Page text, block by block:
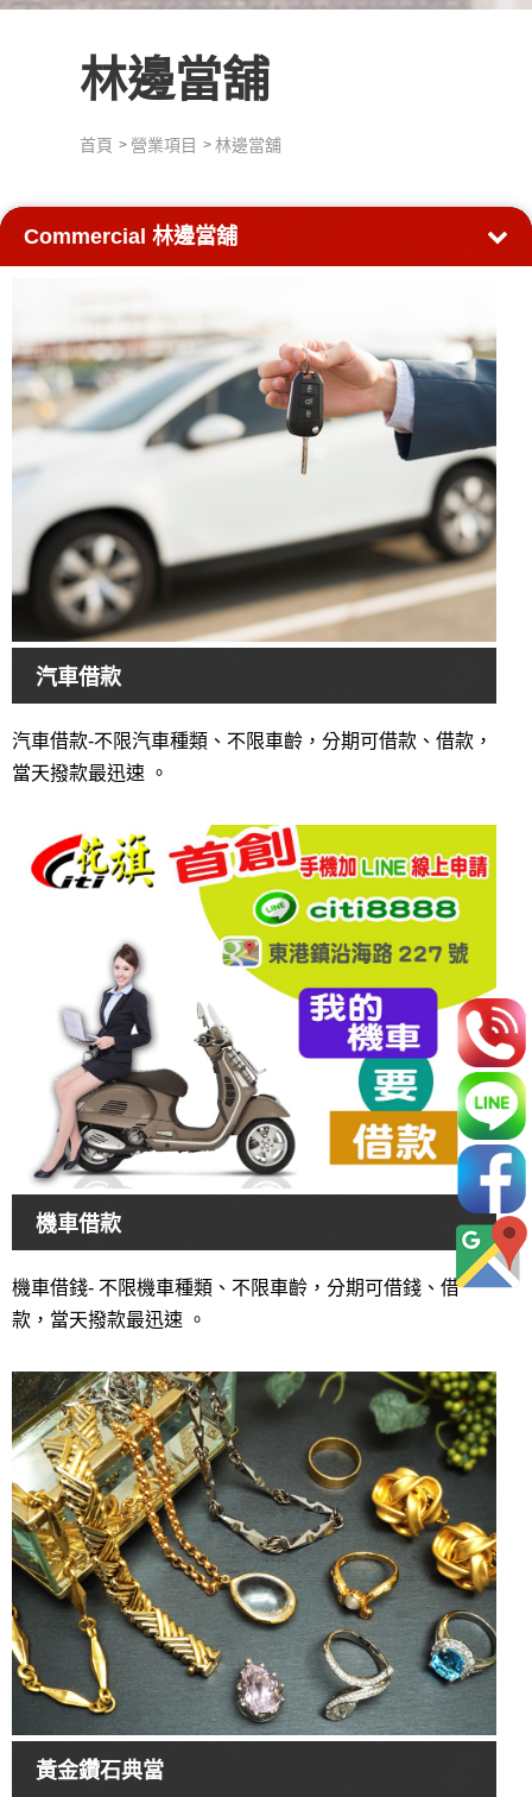
林邊當舖
首頁 營業項目 林邊當舖
Commercial 林邊當舖
汽車借款
汽車借款-不限汽車種類、不限車齡，分期可借款、借款，
當天撥款最迅速 。
機車借款
機車借錢- 不限機車種類、不限車齡，分期可借錢、借
款，當天撥款最迅速 。
黃金鑽石典當